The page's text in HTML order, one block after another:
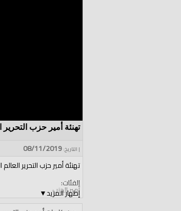
تهنئة أمير حزب التحرير
| التاريخ:08/11/2019
إظهار المزيد▼
تهنئة أمير حزب التحرير
الفئات:
أمير الحزب
قنوات: